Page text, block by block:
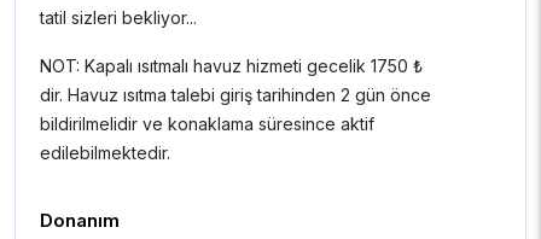
tatil sizleri bekliyor...
NOT: Kapalı ısıtmalı havuz hizmeti gecelik 1750 ₺
dir. Havuz ısıtma talebi giriş tarihinden 2 gün önce
bildirilmelidir ve konaklama süresince aktif
edilebilmektedir.
Donanım